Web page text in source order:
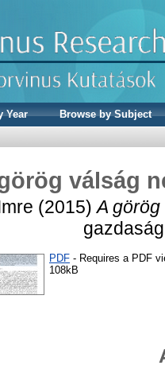
Year
Browse by Subject
válság
(2015)A
PDF - Requires a PDF
108kB